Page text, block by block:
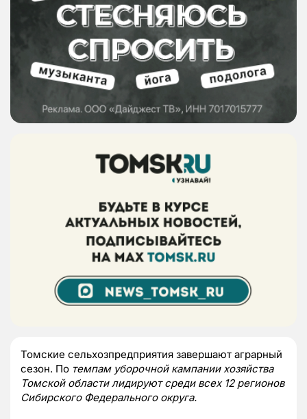
Томские сельхозпредприятия завершают аграрный
сезон. По темпам уборочной кампании хозяйства
Томской области лидируют среди всех 12 регионов
Сибирского Федерального округа.